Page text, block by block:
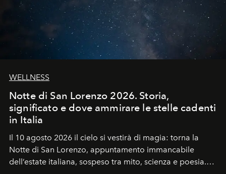
WELLNESS
Notte di San Lorenzo 2026. Storia,
significato e dove ammirare le stelle cadenti
in Italia
Il 10 agosto 2026 il cielo si vestirà di magia: torna la
Notte di San Lorenzo, appuntamento immancabile
dell’estate italiana, sospeso tra mito, scienza e poesia.